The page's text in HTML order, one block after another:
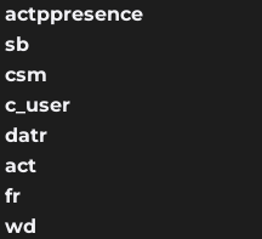
actppresence
sb
csm
c_user
datr
act
fr
wd